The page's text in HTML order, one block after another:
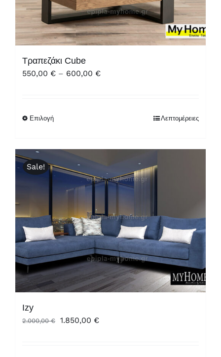
Τραπεζάκι Cube
550,00 € – 600,00 €Price
Επιλογή Λεπτομέρειες
Sale!
Izy
2.000,00€
Original
1.850,00 €Η